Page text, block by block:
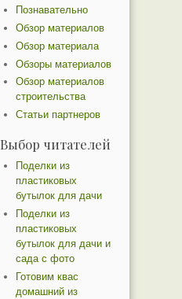
Познавательно
Обзор материалов
Обзор материала
Обзоры материалов
Обзор материалов
строительства
Статьи партнеров
Выбор читателей
Поделки из
пластиковых
бутылок для дачи
Поделки из
пластиковых
бутылок для дачи и
сада с фото
Готовим квас
домашний из